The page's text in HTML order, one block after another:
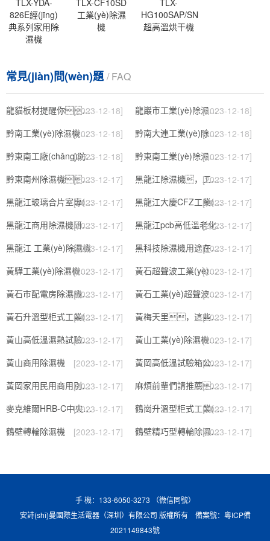
826E經(jīng)
典系列家用除
濕機
工業(yè)除濕
機
HG100SAP/SN
超高溫烘干機
常見(jiàn)問(wèn)題/ FAQ
龍貓板材提醒你，雨季裝修應特別注意防潮
[2023-12-18] 龍巖市工業(yè)除濕機價(jià)格
[2023-12-18]
黔南工業(yè)除濕機公司
[2023-12-18] 黔南大連工業(yè)除濕機
[2023-12-18]
黔東南工廠(chǎng)防潮除濕機，工業(yè)除濕機
[2023-12-18] 黔東南工業(yè)除濕機公司
[2023-12-17]
黔東南州除濕機，濕菱工業(yè)地下室抽濕機 庫房配電房除濕器
[2023-12-17] 黑龍江除濕機，工業(yè)除濕機
[2023-12-17]
黑龍江玻璃合片室專(zhuān)用組合型轉輪除濕機
[2023-12-17] 黑龍江大慶CFZ工業(yè)除濕機濕菱除濕機品牌
[2023-12-17]
黑龍江商用除濕機研發(fā)(回饋老顧客,2022已更新)
[2023-12-17] 黑龍江pcb高低溫老化試驗箱
[2023-12-17]
黑龍江 工業(yè)除濕機[2023-12-17] 黑科技除濕機用途在哪里，如何選購到合適的工業(yè)除濕機
[2023-12-17]
黃驊工業(yè)除濕機】倉庫抽濕機】車(chē)間除濕器】
[2023-12-17] 黃石超聲波工業(yè)加濕機，SL系列除濕機
[2023-12-17]
黃石市配電房除濕機，工業(yè)抽濕機 恒溫恒濕非標機器
[2023-12-17] 黃石工業(yè)超聲波加濕器，除濕機品牌
[2023-12-17]
黃石升溫型柜式工業(yè)除濕機
[2023-12-17] 黃梅天里，這些除濕防潮妙招學(xué)起來(lái)
[2023-12-17]
黃山高低溫濕熱試驗箱 返回列表頁(yè)
[2023-12-17] 黃山工業(yè)除濕機維修，除濕機不能除濕怎么維修
[2023-12-17]
黃山商用除濕機
[2023-12-17] 黃岡高低溫試驗箱公司.近日優(yōu)評(2022已更新)(今日／對比)
[2023-12-17]
黃岡家用民用商用別墅除濕機
[2023-12-17] 麻煩前輩們請推薦！南寧商用鋰電轉輪除濕機有哪些品牌，鋰電轉輪除濕機如何選？？
[2023-12-17]
麥克維爾HRB-C中央除濕新風(fēng)機測評：除濕+凈化，一臺就夠了
[2023-12-17] 鶴崗升溫型柜式工業(yè)除濕機
[2023-12-17]
鶴壁轉輪除濕機
[2023-12-17] 鶴壁精巧型轉輪除濕機性?xún)r(jià)比高!解密(2022更新成功)(今日／點(diǎn)贊)
[2023-12-17]
手 機：133-6050-3273 （微信同號）
安詩(shī)曼國際生活電器（深圳）有限公司 版權所有 備案號： 粵ICP備
2021149843號